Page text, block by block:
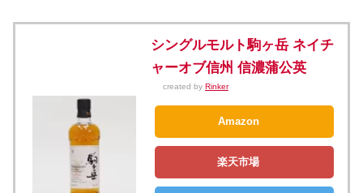
シングルモルト駒ヶ岳 ネイチ
ャーオブ信州 信濃蒲公英
created by Rinker
Amazon
楽天市場